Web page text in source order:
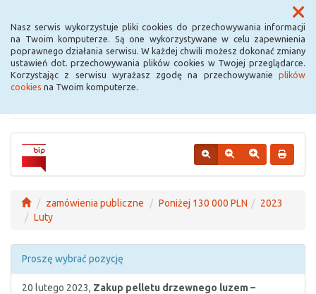
Nasz serwis wykorzystuje pliki cookies do przechowywania informacji
na Twoim komputerze. Są one wykorzystywane w celu zapewnienia
poprawnego działania serwisu. W każdej chwili możesz dokonać zmiany
ustawień dot. przechowywania plików cookies w Twojej przeglądarce.
Korzystając z serwisu wyrażasz zgodę na przechowywanie plików
cookies na Twoim komputerze.
Menu
Urząd Miejski w
Krośniewicach
zamówienia publiczne Poniżej 130 000 PLN
2023
Luty
Proszę wybrać pozycję
20 lutego 2023, Zakup pelletu drzewnego luzem –